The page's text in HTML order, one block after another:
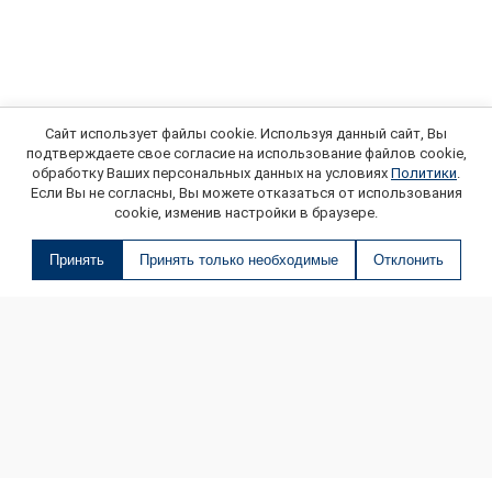
Сайт использует файлы cookie. Используя данный сайт, Вы
подтверждаете свое согласие на использование файлов cookie,
обработку Ваших персональных данных на условиях Политики.
Если Вы не согласны, Вы можете отказаться от использования
cookie, изменив настройки в браузере.
Принять Принять только необходимые Отклонить